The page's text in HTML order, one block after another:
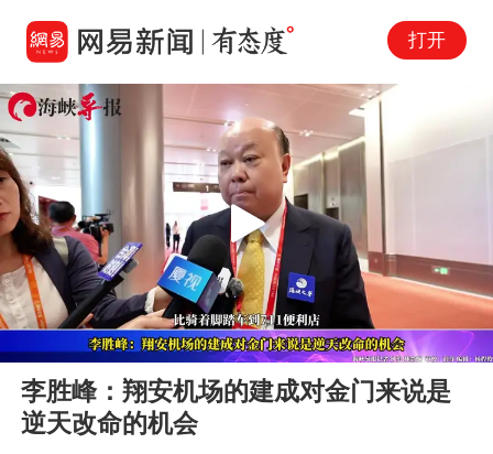
打开
01:00
Play
李胜峰：翔安机场的建成对金门来说是
逆天改命的机会